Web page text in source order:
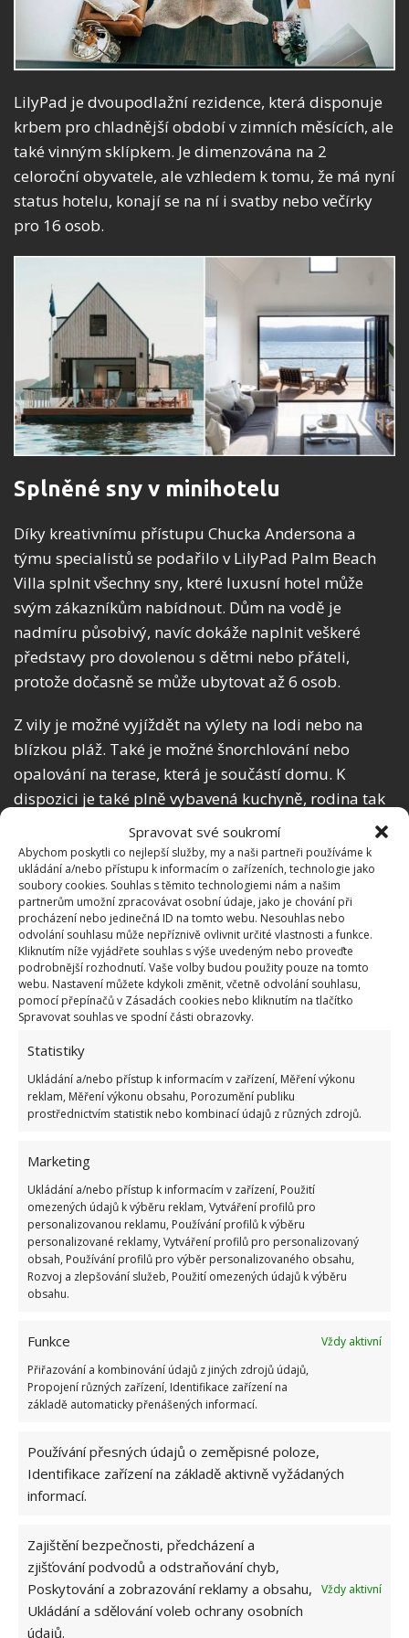
Spravovat své soukromí
Abychom poskytli co nejlepší služby, my a naši partneři používáme k
ukládání a/nebo přístupu k informacím o zařízeních, technologie jako
soubory cookies. Souhlas s těmito technologiemi nám a našim
partnerům umožní zpracovávat osobní údaje, jako je chování při
procházení nebo jedinečná ID na tomto webu. Nesouhlas nebo
odvolání souhlasu může nepříznivě ovlivnit určité vlastnosti a funkce.
Kliknutím níže vyjádřete souhlas s výše uvedeným nebo proveďte
podrobnější rozhodnutí. Vaše volby budou použity pouze na tomto
webu. Nastavení můžete kdykoli změnit, včetně odvolání souhlasu,
pomocí přepínačů v Zásadách cookies nebo kliknutím na tlačítko
Spravovat souhlas ve spodní části obrazovky.
Statistiky
Ukládání a/nebo přístup k informacím v zařízení, Měření výkonu
reklam, Měření výkonu obsahu, Porozumění publiku
prostřednictvím statistik nebo kombinací údajů z různých zdrojů.
Marketing
Ukládání a/nebo přístup k informacím v zařízení, Použití
omezených údajů k výběru reklam, Vytváření profilů pro
personalizovanou reklamu, Používání profilů k výběru
personalizované reklamy, Vytváření profilů pro personalizovaný
obsah, Používání profilů pro výběr personalizovaného obsahu,
Rozvoj a zlepšování služeb, Použití omezených údajů k výběru
obsahu.
Funkce
Vždy aktivní
Přiřazování a kombinování údajů z jiných zdrojů údajů,
Propojení různých zařízení, Identifikace zařízení na
základě automaticky přenášených informací.
Používání přesných údajů o zeměpisné poloze,
Identifikace zařízení na základě aktivně vyžádaných
informací.
Zajištění bezpečnosti, předcházení a
zjišťování podvodů a odstraňování chyb,
Poskytování a zobrazování reklamy a obsahu,
Ukládání a sdělování voleb ochrany osobních
údajů.
Vždy aktivní
LilyPad je dvoupodlažní rezidence, která disponuje
krbem pro chladnější období v zimních měsících, ale
také vinným sklípkem. Je dimenzována na 2
celoroční obyvatele, ale vzhledem k tomu, že má nyní
status hotelu, konají se na ní i svatby nebo večírky
pro 16 osob.
Splněné sny v minihotelu
Díky kreativnímu přístupu Chucka Andersona a
týmu specialistů se podařilo v LilyPad Palm Beach
Villa splnit všechny sny, které luxusní hotel může
svým zákazníkům nabídnout. Dům na vodě je
nadmíru působivý, navíc dokáže naplnit veškeré
představy pro dovolenou s dětmi nebo přáteli,
protože dočasně se může ubytovat až 6 osob.
Z vily je možné vyjíždět na výlety na lodi nebo na
blízkou pláž. Také je možné šnorchlování nebo
opalování na terase, která je součástí domu. K
dispozici je také plně vybavená kuchyně, rodina tak
stráví spolu překrásný čas s nezapomenutelnými
výhledy. Ba co víc, může si užít také luxusní masáže
nebo špičkovou snídani do postele.
Masér i snídaně
služeb, jako jsou masáže nebo donáška snídaně do
pokoje. V rámci pronájmu plovoucího domu je totiž
také 24hodinová hotelová služba s dovozem snídaně
tedy nepřekvapí, že netradiční masáž si můžete užít
na terase hausbótu, kam za vámi dorazí
profesionální masér nebo fyzioterapeut. To vše za
300 dolarů na noc. Bez dodatečných služeb si rodina